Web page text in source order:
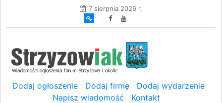
7 sierpnia 2026 r.
Dodaj ogłoszenie Dodaj firmę
Dodaj wydarzenie
Napisz wiadomość
Kontakt